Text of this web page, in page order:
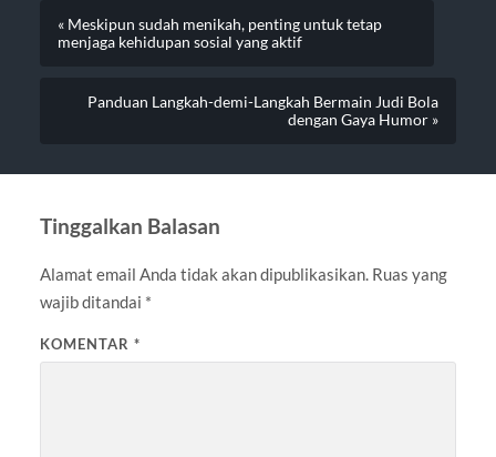
« Meskipun sudah menikah, penting untuk tetap
menjaga kehidupan sosial yang aktif
Panduan Langkah-demi-Langkah Bermain Judi Bola
dengan Gaya Humor »
Tinggalkan Balasan
Alamat email Anda tidak akan dipublikasikan. Ruas yang
wajib ditandai *
KOMENTAR *